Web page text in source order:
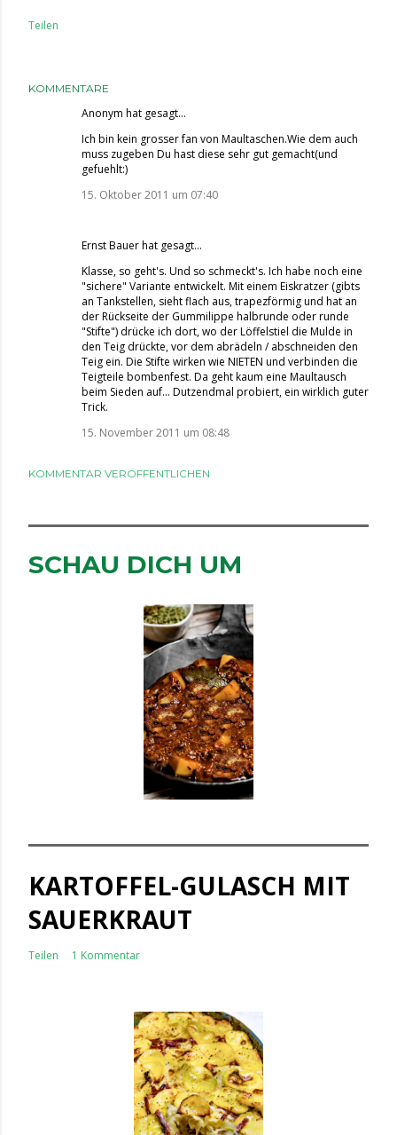
Teilen
KOMMENTARE
Anonym hat gesagt…
Ich bin kein grosser fan von Maultaschen.Wie dem auch
muss zugeben Du hast diese sehr gut gemacht(und
gefuehlt:)
15. Oktober 2011 um 07:40
Ernst Bauerhat gesagt…
Klasse, so geht's. Und so schmeckt's. Ich habe noch eine
"sichere" Variante entwickelt. Mit einem Eiskratzer (gibts
an Tankstellen, sieht flach aus, trapezförmig und hat an
der Rückseite der Gummilippe halbrunde oder runde
"Stifte") drücke ich dort, wo der Löffelstiel die Mulde in
den Teig drückte, vor dem abrädeln / abschneiden den
Teig ein. Die Stifte wirken wie NIETEN und verbinden die
Teigteile bombenfest. Da geht kaum eine Maultausch
beim Sieden auf... Dutzendmal probiert, ein wirklich guter
Trick.
15. November 2011 um 08:48
KOMMENTAR VERÖFFENTLICHEN
SCHAU DICH UM
KARTOFFEL-GULASCH MIT
SAUERKRAUT
Teilen 1 Kommentar